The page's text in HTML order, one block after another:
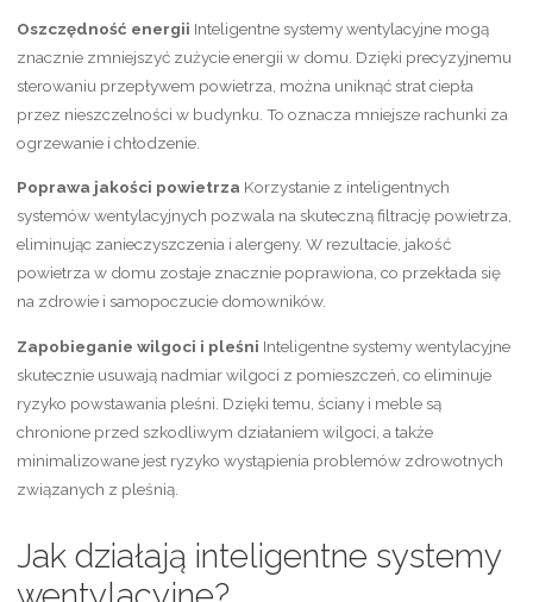
Oszczędność energii Inteligentne systemy wentylacyjne mogą
znacznie zmniejszyć zużycie energii w domu. Dzięki precyzyjnemu
sterowaniu przepływem powietrza, można uniknąć strat ciepła
przez nieszczelności w budynku. To oznacza mniejsze rachunki za
ogrzewanie i chłodzenie.
Poprawa jakości powietrza Korzystanie z inteligentnych
systemów wentylacyjnych pozwala na skuteczną filtrację powietrza,
eliminując zanieczyszczenia i alergeny. W rezultacie, jakość
powietrza w domu zostaje znacznie poprawiona, co przekłada się
na zdrowie i samopoczucie domowników.
Zapobieganie wilgoci i pleśni Inteligentne systemy wentylacyjne
skutecznie usuwają nadmiar wilgoci z pomieszczeń, co eliminuje
ryzyko powstawania pleśni. Dzięki temu, ściany i meble są
chronione przed szkodliwym działaniem wilgoci, a także
minimalizowane jest ryzyko wystąpienia problemów zdrowotnych
związanych z pleśnią.
Jak działają inteligentne systemy